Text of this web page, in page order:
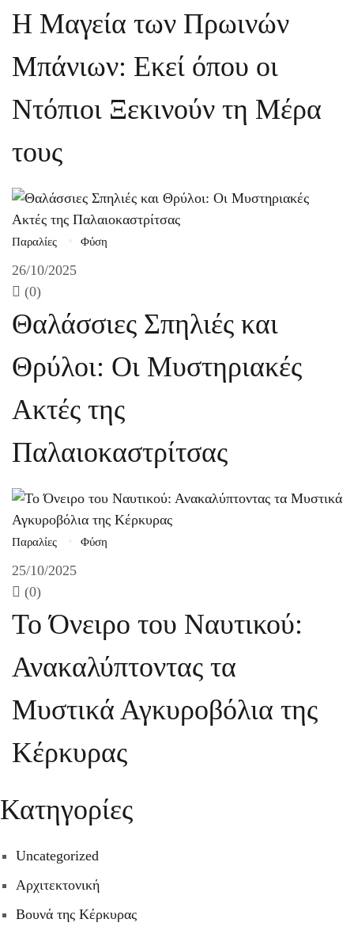
Η Μαγεία των Πρωινών
Μπάνιων: Εκεί όπου οι
Ντόπιοι Ξεκινούν τη Μέρα
τους
Παραλίες Φύση
26/10/2025
(0)
Θαλάσσιες Σπηλιές και
Θρύλοι: Οι Μυστηριακές
Ακτές της
Παλαιοκαστρίτσας
Παραλίες Φύση
25/10/2025
(0)
Το Όνειρο του Ναυτικού:
Ανακαλύπτοντας τα
Μυστικά Αγκυροβόλια της
Κέρκυρας
Κατηγορίες
Uncategorized
Αρχιτεκτονική
Βουνά της Κέρκυρας